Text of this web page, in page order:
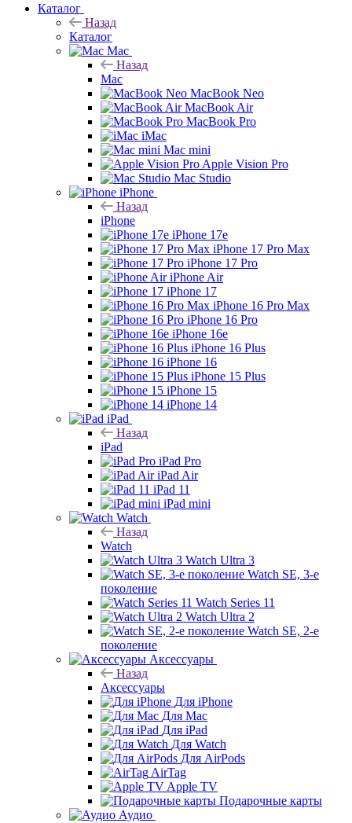
Каталог
Назад
Каталог
Mac
Назад
Mac
MacBook Neo
MacBook Air
MacBook Pro
iMac
Mac mini
Apple Vision Pro
Mac Studio
iPhone
Назад
iPhone
iPhone 17e
iPhone 17 Pro Max
iPhone 17 Pro
iPhone Air
iPhone 17
iPhone 16 Pro Max
iPhone 16 Pro
iPhone 16e
iPhone 16 Plus
iPhone 16
iPhone 15 Plus
iPhone 15
iPhone 14
iPad
Назад
iPad
iPad Pro
iPad Air
iPad 11
iPad mini
Watch
Назад
Watch
Watch Ultra 3
Watch SE, 3-е
поколение
Watch Series 11
Watch Ultra 2
Watch SE, 2-е
поколение
Аксессуары
Назад
Аксессуары
Для iPhone
Для Mac
Для iPad
Для Watch
Для AirPods
AirTag
Apple TV
Подарочные карты
Аудио